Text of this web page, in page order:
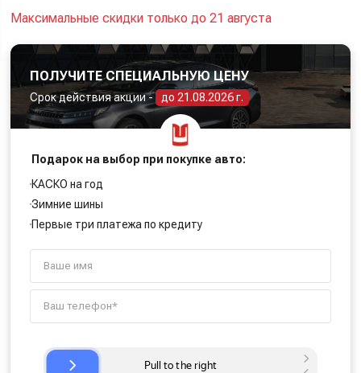
Максимальные скидки только до 21 августа
ПОЛУЧИТЕ СПЕЦИАЛЬНУЮ ЦЕНУ
Срок действия акции - до 21.08.2026 г.
Подарок на выбор при покупке авто:
КАСКО на год
Зимние шины
Первые три платежа по кредиту